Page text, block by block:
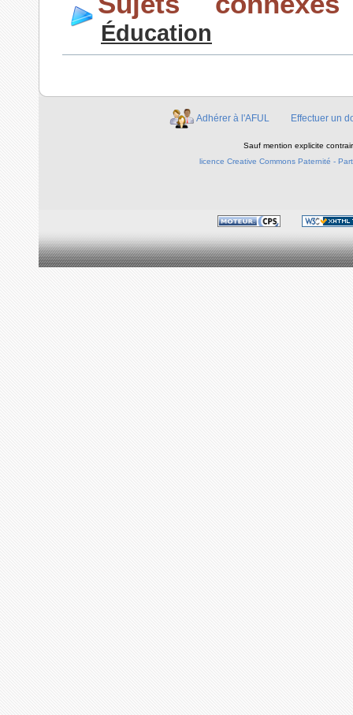
Éducation
Adhérer à l'AFUL Effectuer un
Sauf mention explicite
licence Creative Commons Paternité -